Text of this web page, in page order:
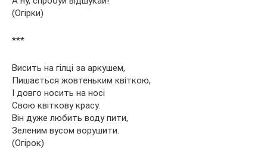
(Огірки)
***
Висить на гілці за аркушем,
Пишається жовтеньким квіткою,
І довго носить на носі
Свою квіткову красу.
Він дуже любить воду пити,
Зеленим вусом ворушити.
(Огірок)